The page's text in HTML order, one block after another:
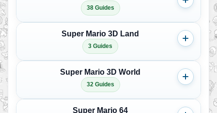
38 Guides
Super Mario 3D Land
3 Guides
Super Mario 3D World
32 Guides
Super Mario 64